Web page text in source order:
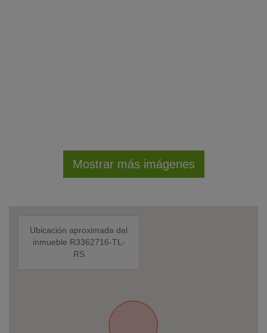
Mostrar más imágenes
Ubicación aproximada del
inmueble R3362716-TL-
RS